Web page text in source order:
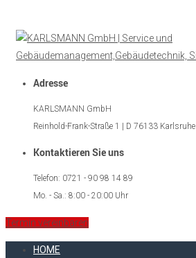
Adresse
KARLSMANN GmbH
Reinhold-Frank-Straße 1 | D 76133 Karlsruhe
Kontaktieren Sie uns
Telefon: 0721 - 90 98 14 89
Mo. - Sa.: 8:00 - 20:00 Uhr
Termin vereinbaren
HOME